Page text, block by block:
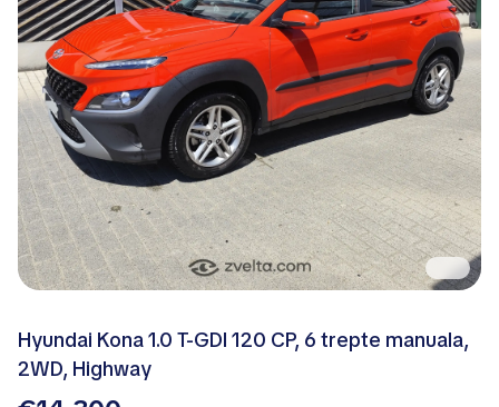
Hyundai Kona 1.0 T-GDI 120 CP, 6 trepte manuala,
2WD, Highway